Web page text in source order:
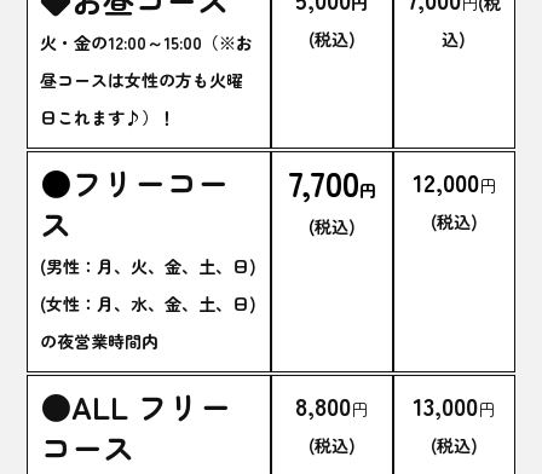
火・金の12:00～15:00（※お
昼コースは女性の方も火曜
日これます♪）！
(税込)
込)
●フリーコー
ス
(男性：月、火、金、土、日)
(女性：月、水、金、土、日)
の夜営業時間内
7,700円
(税込)
12,000円
(税込)
●ALL フリー
コース
8,800円
(税込)
13,000円
(税込)